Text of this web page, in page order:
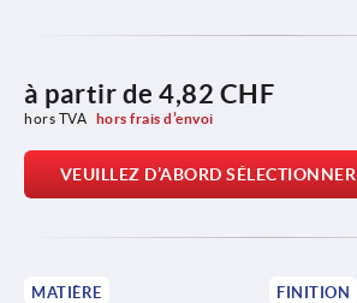
à partir de 4,82 CHF
hors TVA hors frais d’envoi
VEUILLEZ D’ABORD
MATIÈRE FINITION